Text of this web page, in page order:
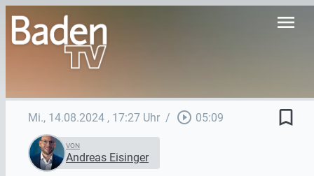
menu
Mi., 14.08.2024 , 17:27 Uhr / play_circle_outline 05:09 bookmark_border
VON
Andreas Eisinger